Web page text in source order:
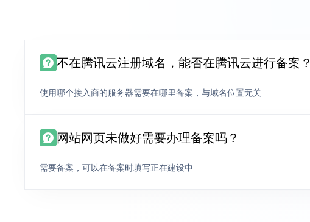
不在腾讯云注册域名，能否在腾讯云进行备案？
使用哪个接入商的服务器需要在哪里备案，与域名位置无关
网站网页未做好需要办理备案吗？
需要备案，可以在备案时填写正在建设中